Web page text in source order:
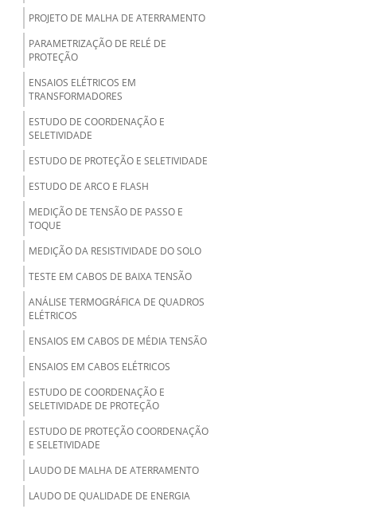
PROJETO DE MALHA DE ATERRAMENTO
PARAMETRIZAÇÃO DE RELÉ DE
PROTEÇÃO
ENSAIOS ELÉTRICOS EM
TRANSFORMADORES
ESTUDO DE COORDENAÇÃO E
SELETIVIDADE
ESTUDO DE PROTEÇÃO E SELETIVIDADE
ESTUDO DE ARCO E FLASH
MEDIÇÃO DE TENSÃO DE PASSO E
TOQUE
MEDIÇÃO DA RESISTIVIDADE DO SOLO
TESTE EM CABOS DE BAIXA TENSÃO
ANÁLISE TERMOGRÁFICA DE QUADROS
ELÉTRICOS
ENSAIOS EM CABOS DE MÉDIA TENSÃO
ENSAIOS EM CABOS ELÉTRICOS
ESTUDO DE COORDENAÇÃO E
SELETIVIDADE DE PROTEÇÃO
ESTUDO DE PROTEÇÃO COORDENAÇÃO
E SELETIVIDADE
LAUDO DE MALHA DE ATERRAMENTO
LAUDO DE QUALIDADE DE ENERGIA